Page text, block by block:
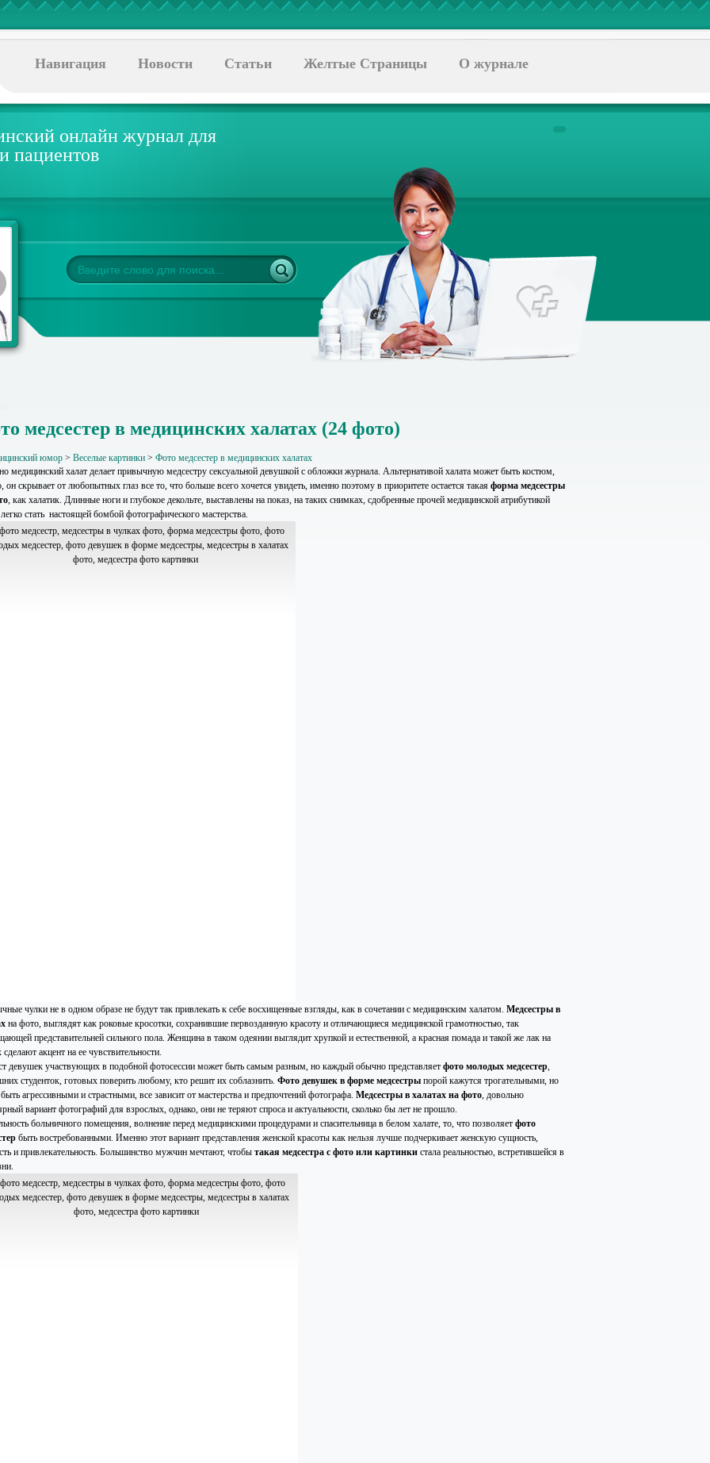
Навигация Новости Статьи Желтые Страницы О журнале
онлайн журнал для
пациентов
медсестер в медицинских халатах (24 фото)
юмор > Веселые картинки > Фото медсестер в медицинских халатах
медицинский халат делает привычную медсестру сексуальной девушкой с обложки журнала. Альтернативой халата может быть костюм,
он скрывает от любопытных глаз все то, что больше всего хочется увидеть, именно поэтому в приоритете остается такая форма медсестры
, как халатик. Длинные ноги и глубокое декольте, выставлены на показ, на таких снимках, сдобренные прочей медицинской атрибутикой
стать настоящей бомбой фотографического мастерства.
чулки не в одном образе не будут так привлекать к себе восхищенные взгляды, как в сочетании с медицинским халатом. Медсестры в
на фото, выглядят как роковые кросотки, сохранившие первозданную красоту и отличающиеся медицинской грамотностью, так
представительней сильного пола. Женщина в таком одеянии выглядит хрупкой и естественной, а красная помада и такой же лак на
сделают акцент на ее чувствительности.
девушек участвующих в подобной фотосессии может быть самым разным, но каждый обычно представляет фото молодых медсестер,
студенток, готовых поверить любому, кто решит их соблазнить. Фото девушек в форме медсестры порой кажутся трогательными, но
агрессивными и страстными, все зависит от мастерства и предпочтений фотографа. Медсестры в халатах на фото, довольно
вариант фотографий для взрослых, однако, они не теряют спроса и актуальности, сколько бы лет не прошло.
больничного помещения, волнение перед медицинскими процедурами и спасительница в белом халате, то, что позволяет фото
быть востребованными. Именно этот вариант представления женской красоты как нельзя лучше подчеркивает женскую сущность,
и привлекательность. Большинство мужчин мечтают, чтобы такая медсестра с фото или картинки стала реальностью, встретившейся в